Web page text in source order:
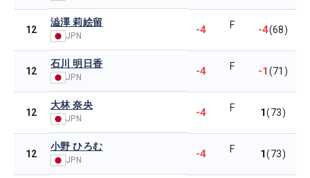
12
澁澤 莉絵留
JPN -4 F -4(68)
12
石川 明日香
JPN -4 F -1(71)
12
大林 奈央
JPN -4 F 1(73)
12
小野 ひろむ
JPN -4 F 1(73)